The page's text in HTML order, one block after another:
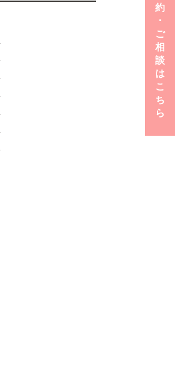
約
･
ご
相
談
は
こ
ち
ら